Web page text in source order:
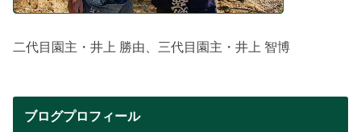
二代目園主・井上 勝由、三代目園主・井上 智博
ブログプロフィール